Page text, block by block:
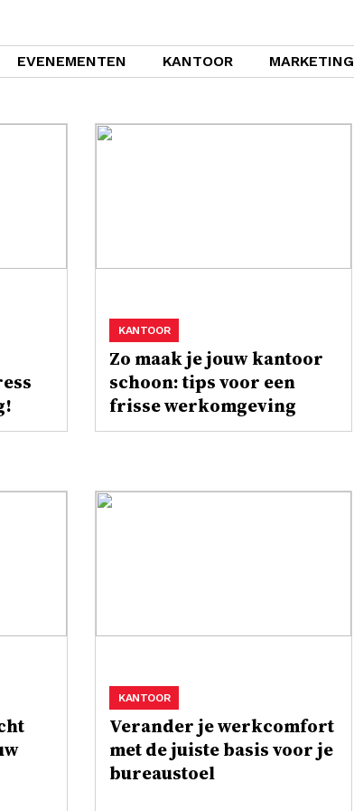
EVENEMENTEN KANTOOR MARKETING
Zo maak je jouw kantoor
schoon: tips voor een
frisse werkomgeving
KANTOOR
Verander je werkcomfort
met de juiste basis voor je
bureaustoel
KANTOOR